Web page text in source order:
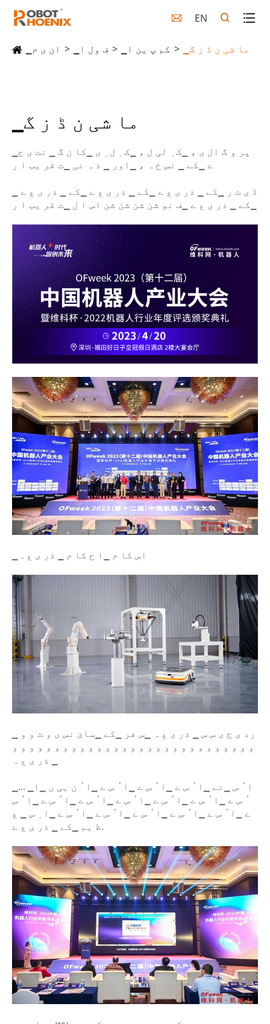
 EN
▁ان ی م ▁ف ول ا ▁کم پ ین ا ▁ما شی ن ڈ ز گ
▁ما شی ن ڈ ز گ
ے ▁کے ▁ نس خ ہ ، ▁اور ▁ ذ ہ نی ▁ت قر یب ا ر
▁کے ▁ ذر ی ع ے ▁ف نو شن شن شن شن اس ا ل ▁ت قر یب ا ر
▁اس کا م ▁ا ح کا م ▁ ذر ی ع ہ
و و و و و و و و و و و و و و و و و و و و و و و و و و و و و
▁ ذر ی ع ہ
▁... ▁ا ُ س ▁نے ▁ا ُ س ے ▁ا ُ س ے ▁ا ُ س ے ▁ا ُ ن ہی ں ▁ا
ُ س ے ▁ا ُ س ے ▁ا ُ س ے ▁ا ُ س ے ▁ا ُ س ے ▁ا ُ س ے ▁ا ُ س
ے ▁ا ُ س ے ▁ا ُ س ے ▁ا ُ س ے ▁ا ُ س ے ▁ا ُ س ے ▁ا ِ س ▁ ع
ظ یم ▁کے ▁ ذر ی ع ے.